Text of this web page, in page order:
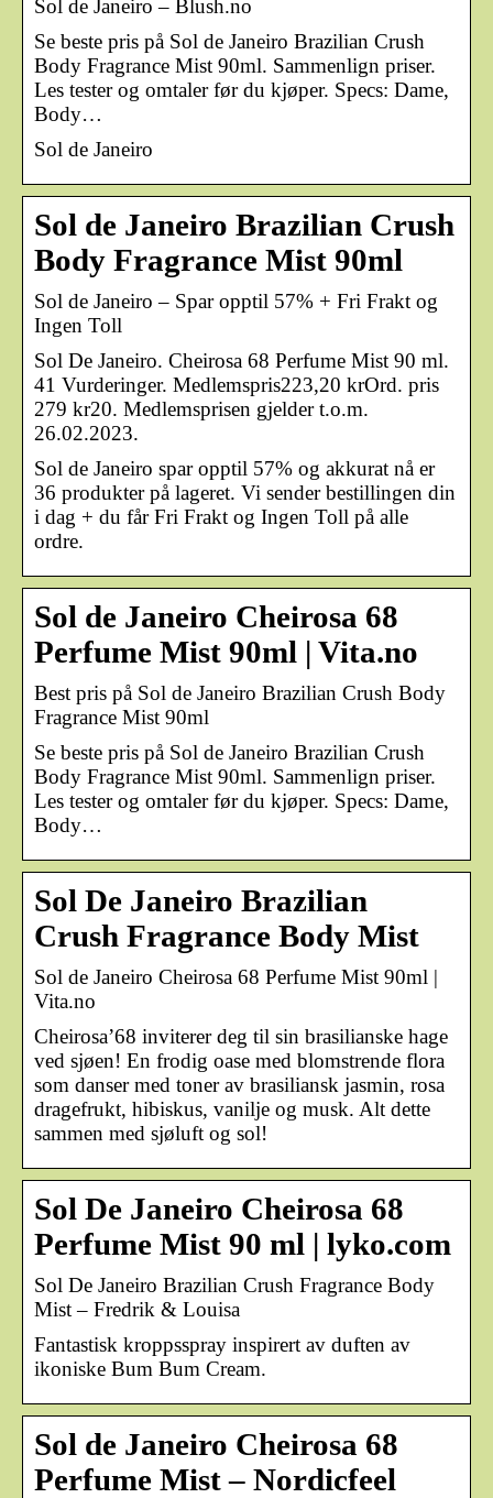
Sol de Janeiro – Blush.no
Se beste pris på Sol de Janeiro Brazilian Crush
Body Fragrance Mist 90ml. Sammenlign priser.
Les tester og omtaler før du kjøper. Specs: Dame,
Body…
Sol de Janeiro
Sol de Janeiro Brazilian Crush
Body Fragrance Mist 90ml
Sol de Janeiro – Spar opptil 57% + Fri Frakt og
Ingen Toll
Sol De Janeiro. Cheirosa 68 Perfume Mist 90 ml.
41 Vurderinger. Medlemspris223,20 krOrd. pris
279 kr20. Medlemsprisen gjelder t.o.m.
26.02.2023.
Sol de Janeiro spar opptil 57% og akkurat nå er
36 produkter på lageret. Vi sender bestillingen din
i dag + du får Fri Frakt og Ingen Toll på alle
ordre.
Sol de Janeiro Cheirosa 68
Perfume Mist 90ml | Vita.no
Best pris på Sol de Janeiro Brazilian Crush Body
Fragrance Mist 90ml
Se beste pris på Sol de Janeiro Brazilian Crush
Body Fragrance Mist 90ml. Sammenlign priser.
Les tester og omtaler før du kjøper. Specs: Dame,
Body…
Sol De Janeiro Brazilian
Crush Fragrance Body Mist
Sol de Janeiro Cheirosa 68 Perfume Mist 90ml |
Vita.no
Cheirosa’68 inviterer deg til sin brasilianske hage
ved sjøen! En frodig oase med blomstrende flora
som danser med toner av brasiliansk jasmin, rosa
dragefrukt, hibiskus, vanilje og musk. Alt dette
sammen med sjøluft og sol!
Sol De Janeiro Cheirosa 68
Perfume Mist 90 ml | lyko.com
Sol De Janeiro Brazilian Crush Fragrance Body
Mist – Fredrik & Louisa
Fantastisk kroppsspray inspirert av duften av
ikoniske Bum Bum Cream.
Sol de Janeiro Cheirosa 68
Perfume Mist – Nordicfeel